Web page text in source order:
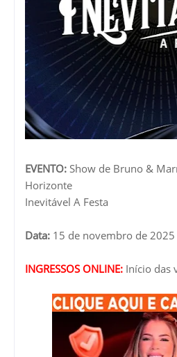
EVENTO: Show de Bruno &
Horizonte
Inevitável A Festa
Data: 15 de novembro de 2025
INGRESSOS ONLINE: Início das